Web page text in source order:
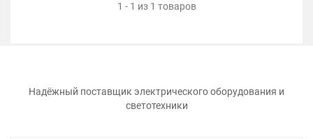
1 - 1 из 1 товаров
Надёжный поставщик электрического оборудования и
светотехники